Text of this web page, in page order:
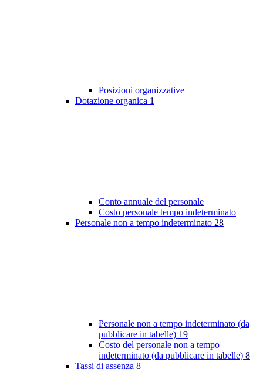
Posizioni organizzative
Dotazione organica 1
Conto annuale del personale
Costo personale tempo indeterminato
Personale non a tempo indeterminato 28
Personale non a tempo indeterminato (da
pubblicare in tabelle) 19
Costo del personale non a tempo
indeterminato (da pubblicare in tabelle) 8
Tassi di assenza 8